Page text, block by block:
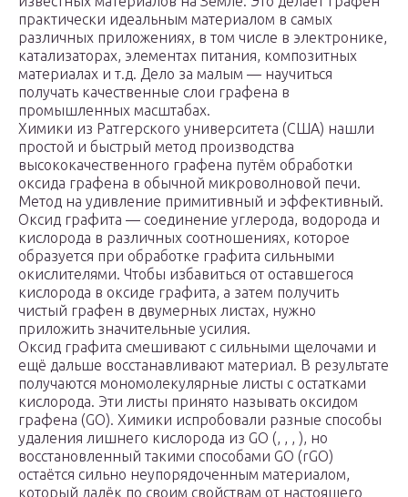
практически идеальным материалом в самых
различных приложениях, в том числе в электронике,
катализаторах, элементах питания, композитных
материалах и т.д. Дело за малым — научиться
получать качественные слои графена в
промышленных масштабах.
Химики из Ратгерского университета (США) нашли
простой и быстрый метод производства
высококачественного графена путём обработки
оксида графена в обычной микроволновой печи.
Метод на удивление примитивный и эффективный.
Оксид графита — соединение углерода, водорода и
кислорода в различных соотношениях, которое
образуется при обработке графита сильными
окислителями. Чтобы избавиться от оставшегося
кислорода в оксиде графита, а затем получить
чистый графен в двумерных листах, нужно
приложить значительные усилия.
Оксид графита смешивают с сильными щелочами и
ещё дальше восстанавливают материал. В результате
получаются мономолекулярные листы с остатками
кислорода. Эти листы принято называть оксидом
графена (GO). Химики испробовали разные способы
удаления лишнего кислорода из GO (, , , ), но
восстановленный такими способами GO (rGO)
остаётся сильно неупорядоченным материалом,
который далёк по своим свойствам от настоящего